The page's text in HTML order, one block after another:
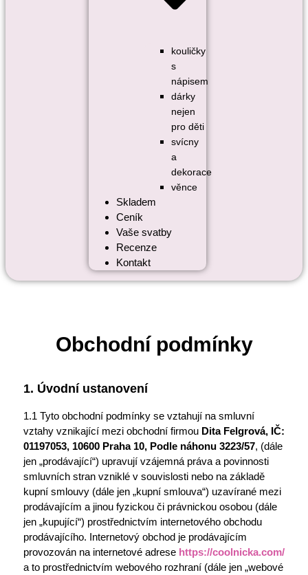
kouličky
s
nápisem
dárky
nejen
pro děti
svícny
a
dekorace
věnce
Skladem
Ceník
Vaše svatby
Recenze
Kontakt
Obchodní podmínky
1. Úvodní ustanovení
1.1 Tyto obchodní podmínky se vztahují na smluvní
vztahy vznikající mezi obchodní firmou Dita Felgrová, IČ:
01197053, 10600 Praha 10, Podle náhonu 3223/57, (dále
jen „prodávající“) upravují vzájemná práva a povinnosti
smluvních stran vzniklé v souvislosti nebo na základě
kupní smlouvy (dále jen „kupní smlouva“) uzavírané mezi
prodávajícím a jinou fyzickou či právnickou osobou (dále
jen „kupující“) prostřednictvím internetového obchodu
prodávajícího. Internetový obchod je prodávajícím
provozován na internetové adrese https://coolnicka.com/
a to prostřednictvím webového rozhraní (dále jen „webové